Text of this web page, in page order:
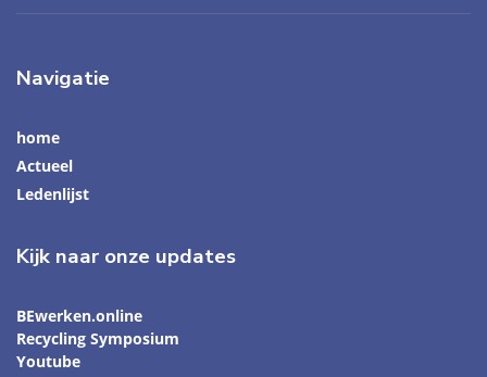
Navigatie
home
Actueel
Ledenlijst
Kijk naar onze updates
BEwerken.online
Recycling Symposium
Youtube